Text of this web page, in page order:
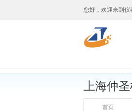
您好，欢迎来到 仪
上海仲
首页